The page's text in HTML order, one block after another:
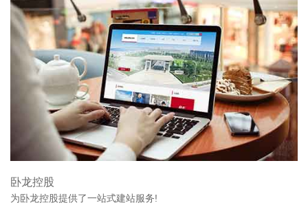
卧龙控股
为卧龙控股提供了一站式建站服务!